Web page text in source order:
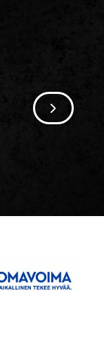
SIIRRY